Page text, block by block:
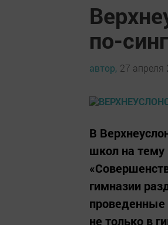
по-
автор, 27 апреля
В
школ на
гимназии
проведенные
не только в